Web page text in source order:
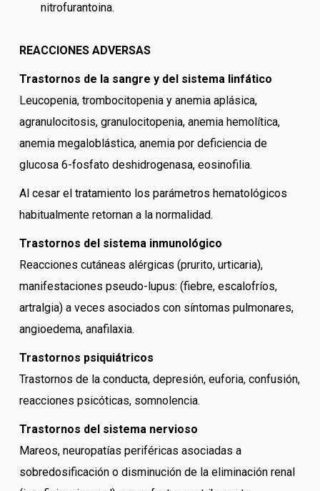
nitrofurantoina.
REACCIONES ADVERSAS
Trastornos de la sangre y del sistema linfático
Leucopenia, trombocitopenia y anemia aplásica,
agranulocitosis, granulocitopenia, anemia hemolítica,
anemia megaloblástica, anemia por deficiencia de
glucosa 6-fosfato deshidrogenasa, eosinofilia.
Al cesar el tratamiento los parámetros hematológicos
habitualmente retornan a la normalidad.
Trastornos del sistema inmunológico
Reacciones cutáneas alérgicas (prurito, urticaria),
manifestaciones pseudo-lupus: (fiebre, escalofríos,
artralgia) a veces asociados con síntomas pulmonares,
angioedema, anafilaxia.
Trastornos psiquiátricos
Trastornos de la conducta, depresión, euforia, confusión,
reacciones psicóticas, somnolencia.
Trastornos del sistema nervioso
Mareos, neuropatías periféricas asociadas a
sobredosificación o disminución de la eliminación renal